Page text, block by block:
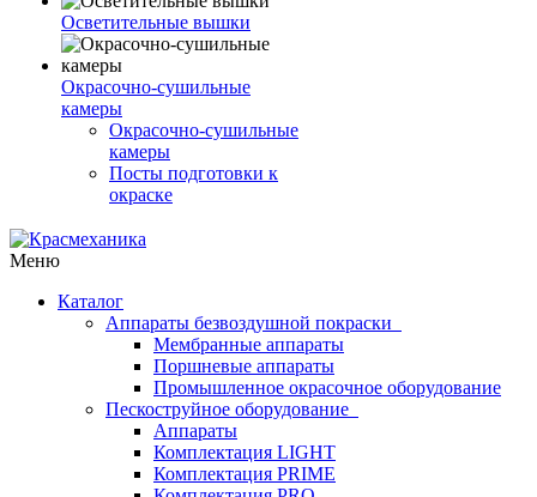
Осветительные вышки
Окрасочно-сушильные
камеры
Окрасочно-сушильные
камеры
Посты подготовки к
окраске
Меню
Каталог
Аппараты безвоздушной покраски
Мембранные аппараты
Поршневые аппараты
Промышленное окрасочное оборудование
Пескоструйное оборудование
Аппараты
Комплектация LIGHT
Комплектация PRIME